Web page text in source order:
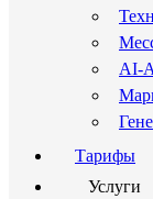
AI-
Тарифы
Услуги